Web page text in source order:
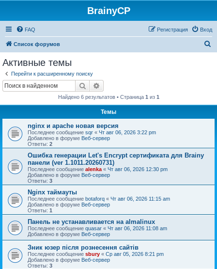
BrainyCP
FAQ Вход
Регистрация
Список форумов
Активные темы
Перейти к расширенному поиску
Поиск
Найдено 6 результатов • Страница 1 из 1
Темы
nginx и apache новая версия
Последнее сообщение sqr « Чт авг 06, 2026 3:22 pm
Добавлено в форуме Веб-сервер
Ответы: 2
Ошибка генерации Let's Encrypt сертификата для Brainy
панели (ver 1.1011.20260731)
Последнее сообщение alenka « Чт авг 06, 2026 12:30 pm
Добавлено в форуме Веб-сервер
Ответы: 3
Nginx таймауты
Последнее сообщение botaforq « Чт авг 06, 2026 11:15 am
Добавлено в форуме Веб-сервер
Ответы: 1
Панель не устанавливается на almalinux
Последнее сообщение quasar « Чт авг 06, 2026 11:08 am
Добавлено в форуме Веб-сервер
Зник юзер після рознесення сайтів
Последнее сообщение sbury « Ср авг 05, 2026 8:21 pm
Добавлено в форуме Веб-сервер
Ответы: 3